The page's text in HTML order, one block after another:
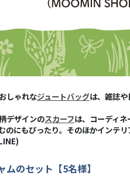
しゃれなジュートバッグは、雑誌
デザインのスカーフは、コーディ
のにもぴったり。そのほかインテリ
ムのセット【5名様】